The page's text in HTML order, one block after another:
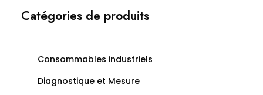
Catégories de produits
Consommables industriels
Diagnostique et Mesure